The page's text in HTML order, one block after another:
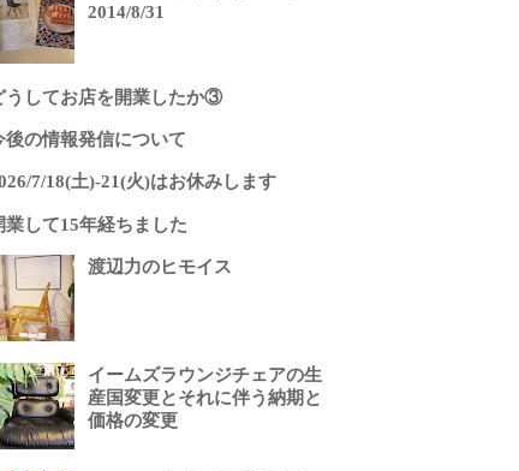
2014/8/31
うしてお店を開業したか③
後の情報発信について
7/18(土)-21(火)はお休みします
業して15年経ちました
渡辺力のヒモイス
イームズラウンジチェアの生
産国変更とそれに伴う納期と
価格の変更